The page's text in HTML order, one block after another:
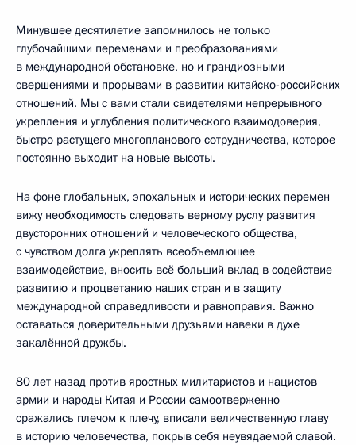
Минувшее десятилетие запомнилось не только
глубочайшими переменами и преобразованиями
в международной обстановке, но и грандиозными
свершениями и прорывами в развитии китайско-российских
отношений. Мы с вами стали свидетелями непрерывного
укрепления и углубления политического взаимодоверия,
быстро растущего многопланового сотрудничества, которое
постоянно выходит на новые высоты.
На фоне глобальных, эпохальных и исторических перемен
вижу необходимость следовать верному руслу развития
двусторонних отношений и человеческого общества,
с чувством долга укреплять всеобъемлющее
взаимодействие, вносить всё больший вклад в содействие
развитию и процветанию наших стран и в защиту
международной справедливости и равноправия. Важно
оставаться доверительными друзьями навеки в духе
закалённой дружбы.
80 лет назад против яростных милитаристов и нацистов
армии и народы Китая и России самоотверженно
сражались плечом к плечу, вписали величественную главу
в историю человечества, покрыв себя неувядаемой славой.